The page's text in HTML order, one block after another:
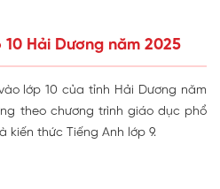
Hải Dương năm 2025
lớp 10 của tỉnh Hải Dương năm
theo chương trình giáo dục phổ
kiến thức Tiếng Anh lớp 9.